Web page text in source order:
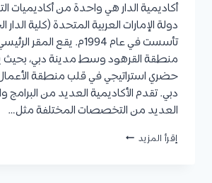
أكاديمية الدار هي واحدة من أكاديميات
دولة الإمارات العربية المتحدة (كلية الدار
تأسست في عام 1994م. يقع
منطقة القرهود وسط مدينة دبي، بحيث
حضري استراتيجي في قلب منطقة الأعمال
دبي. تقدم الأكاديمية العديد من البرامج
العديد من التخصصات المختلفة مثل…
إقرأ المزيد أكاديمية